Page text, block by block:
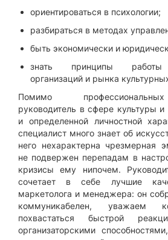
ориентироваться в психологии;
разбираться в методах
быть экономически и
знать принципы работы
организаций и рынка
Помимо
руководитель в сфере культуры и
и определенной личностной
специалист много знает об
него нехарактерна чрезмерная
не подвержен перепадам в
кризисы ему нипочем.
сочетает в себе лучшие
маркетолога и менеджера: он
коммуникабелен, уважаем
похвастаться быстрой
организаторскими